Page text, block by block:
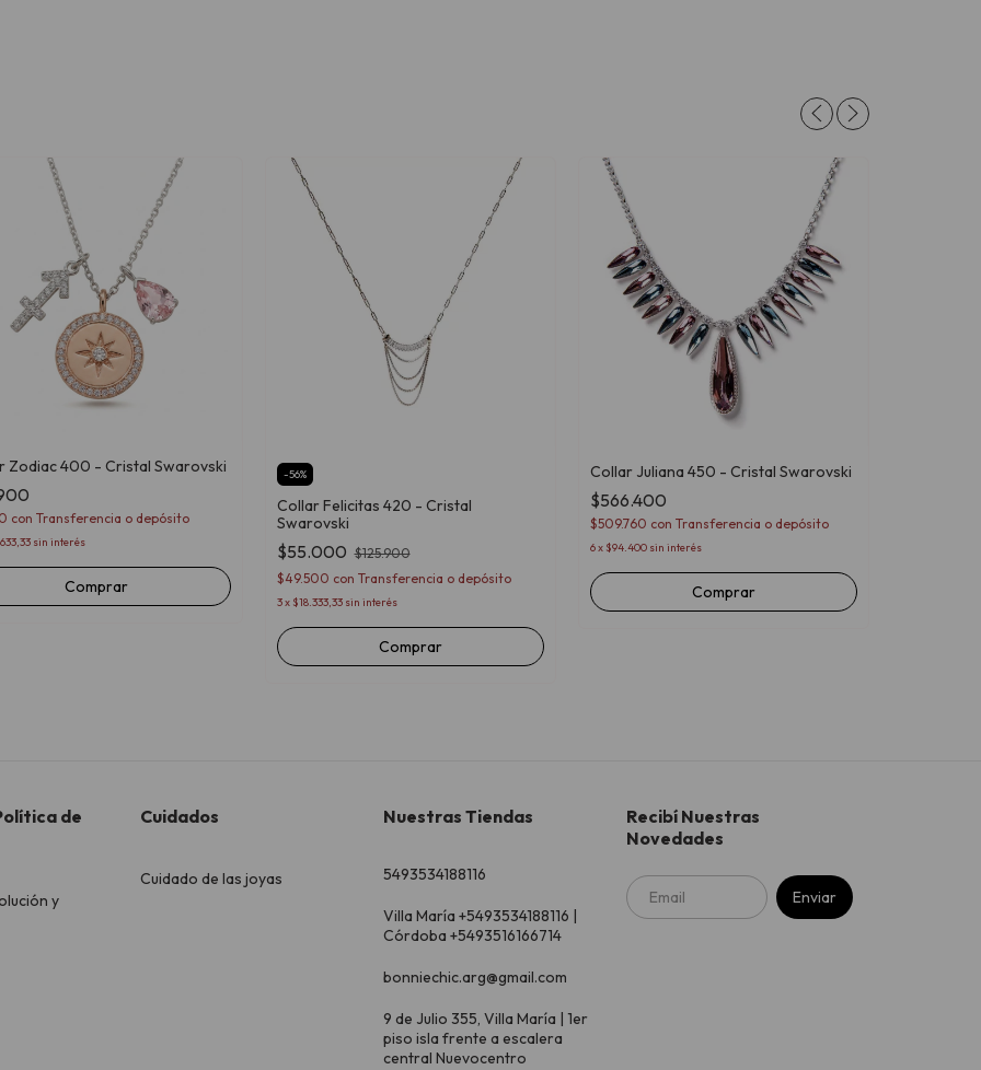
Zodiac 400 - Cristal Swarovski
con Transferencia o depósito
sin interés
Comprar
-56%
Collar Felicitas 420 - Cristal
Swarovski
$55.000 $125.900
$49.500 con Transferencia o depósito
3x $18.333,33 sin interés
Collar Juliana 450 - Cristal Swarovski
$566.400
$509.760 con Transferencia o depósito
6x $94.400 sin interés
de
y
Cuidados
Cuidado de las joyas
Nuestras Tiendas
5493534188116
Villa María +5493534188116 |
Córdoba +5493516166714
bonniechic.arg@gmail.com
9 de Julio 355, Villa María | 1er
piso isla frente a escalera
central Nuevocentro
Recibí Nuestras
Novedades